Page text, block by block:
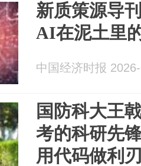
新质策源导
AI在泥土里
中国经济时报
国防科大王
考的科研先
用代码做利